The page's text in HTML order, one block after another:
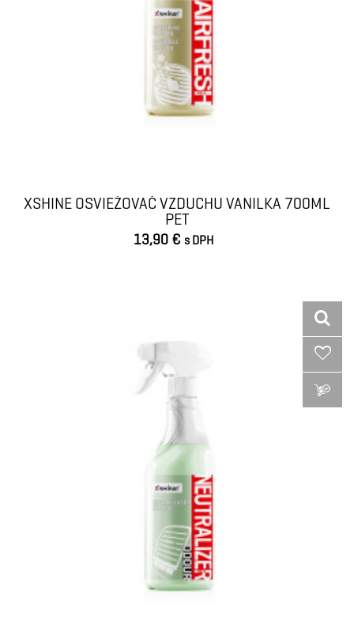
XSHINE OSVIEŽOVAČ VZDUCHU VANILKA 700ML
PET
13,90 € s DPH